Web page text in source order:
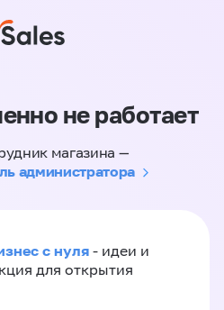
не работает
магазина —
администратора
с нуля - идеи и
для открытия